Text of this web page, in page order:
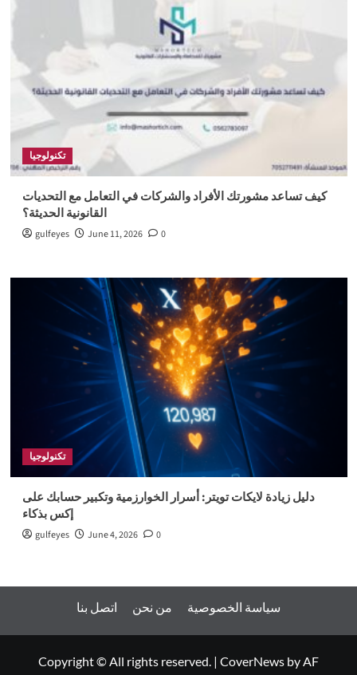
تكنولوجيا
كيف تساعد مشورتك الأفراد والشركات في التعامل مع التحديات
القانونية الحديثة؟
gulfeyes June 11, 2026 0
تكنولوجيا
دليل زيادة لايكات تويتر: أسرار الخوارزمية وتكبير حسابك على
إكس بذكاء
gulfeyes June 4, 2026 0
اتصل بنا من نحن سياسة الخصوصية
Copyright © All rights reserved. | CoverNews by AF